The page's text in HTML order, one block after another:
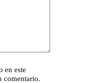
en este
comentario.